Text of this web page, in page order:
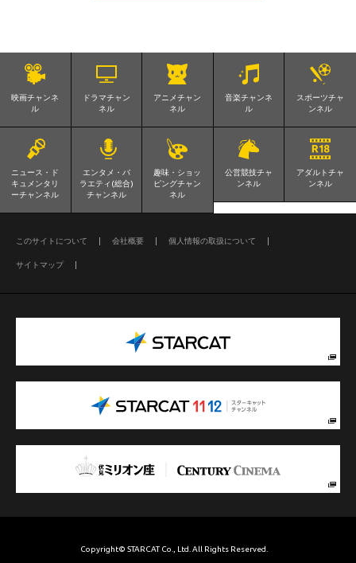
映画チャンネ
ル
ドラマチャン
ネル
アニメチャン
ネル
音楽チャンネ
ル
スポーツチャ
ンネル
ニュース・ド
キュメンタリ
ーチャンネル
エンタメ・バ
ラエティ(総合)
チャンネル
趣味・ショッ
ピングチャン
ネル
公営競技チャ
ンネル
アダルトチャ
ンネル
このサイトについて 会社概要 個人情報の取扱について
サイトマップ
Copyright© STARCAT Co., Ltd. All Rights Reserved.